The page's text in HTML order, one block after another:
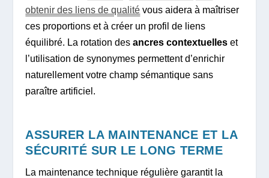
obtenir des liens de qualité vous aidera à maîtriser
ces proportions et à créer un profil de liens
équilibré. La rotation desancres contextuelles et
l’utilisation de synonymes permettent d’enrichir
naturellement votre champ sémantique sans
paraître artificiel.
ASSURER LA MAINTENANCE ET LA
SÉCURITÉ SUR LE LONG TERME
La maintenance technique régulière garantit la